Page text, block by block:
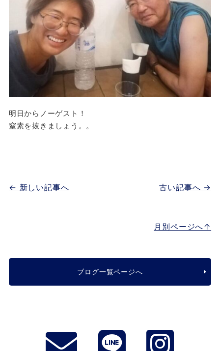
明日からノーゲスト！
窒素を抜きましょう。。
古い記事へ →
← 新しい記事へ
月別ページへ↑
ブログ一覧ページへ